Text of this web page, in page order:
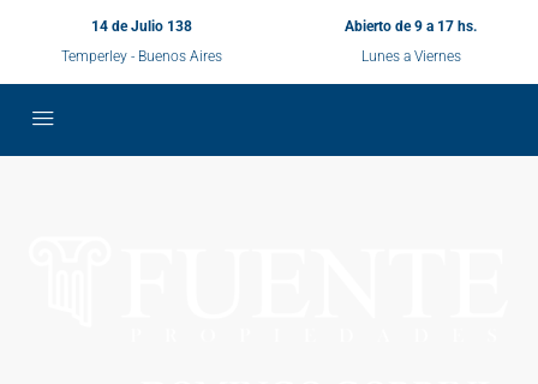
14 de Julio 138
Temperley - Buenos Aires
Abierto de 9 a 17 hs.
Lunes a Viernes